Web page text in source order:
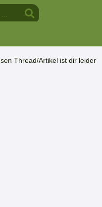
Thread/Artikel ist dir leider